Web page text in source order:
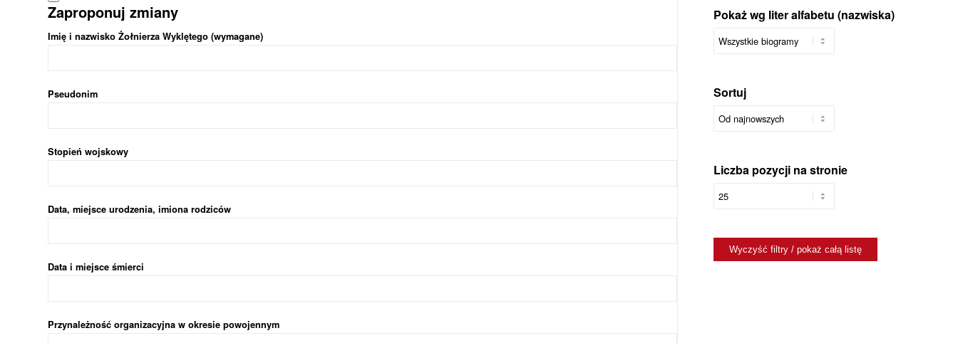
Zaproponuj zmiany
Imię i nazwisko Żołnierza Wyklętego (wymagane)
Pseudonim
Stopień wojskowy
Data, miejsce urodzenia, imiona rodziców
Data i miejsce śmierci
Przynależność organizacyjna w okresie powojennym
Pokaż wg liter alfabetu (nazwiska)
Sortuj
Liczba pozycji na stronie